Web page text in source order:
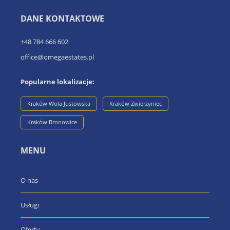
DANE KONTAKTOWE
+48 784 666 602
office@omegaestates.pl
Popularne lokalizacje:
Kraków Wola Justowska Kraków Zwierzyniec
Kraków Bronowice
MENU
O nas
Usługi